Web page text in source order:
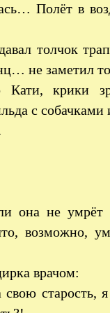
Полёт в
толчок
не заметил
крики
с
она не умрёт
возможно,
врачом:
старость,